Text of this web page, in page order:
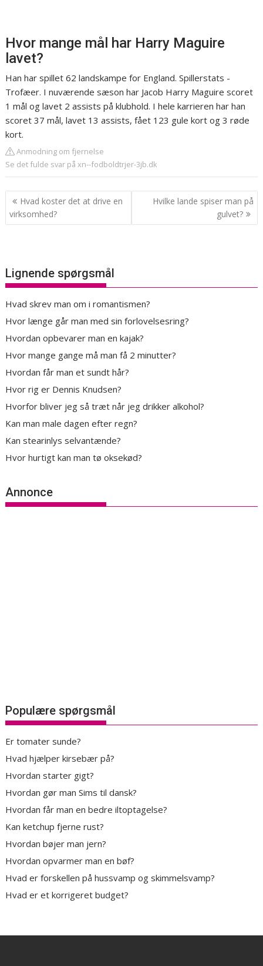
Hvor mange mål har Harry Maguire
lavet?
Han har spillet 62 landskampe for England. Spillerstats -
Trofæer. I nuværende sæson har Jacob Harry Maguire scoret
1 mål og lavet 2 assists på klubhold. I hele karrieren har han
scoret 37 mål, lavet 13 assists, fået 123 gule kort og 3 røde
kort.
Anmodning om fjernelse
Se det fulde svar på xn--fodboldtrjer-3jb.dk
Indlægsnavigation
Hvad koster det at drive en
virksomhed?
Hvilke lande spiser man på
gulvet?
Lignende spørgsmål
Hvad skrev man om i romantismen?
Hvor længe går man med sin forlovelsesring?
Hvordan opbevarer man en kajak?
Hvor mange gange må man få 2 minutter?
Hvordan får man et sundt hår?
Hvor rig er Dennis Knudsen?
Hvorfor bliver jeg så træt når jeg drikker alkohol?
Kan man male dagen efter regn?
Kan stearinlys selvantænde?
Hvor hurtigt kan man tø oksekød?
Annonce
Populære spørgsmål
Er tomater sunde?
Hvad hjælper kirsebær på?
Hvordan starter gigt?
Hvordan gør man Sims til dansk?
Hvordan får man en bedre iltoptagelse?
Kan ketchup fjerne rust?
Hvordan bøjer man jern?
Hvordan opvarmer man en bøf?
Hvad er forskellen på hussvamp og skimmelsvamp?
Hvad er et korrigeret budget?